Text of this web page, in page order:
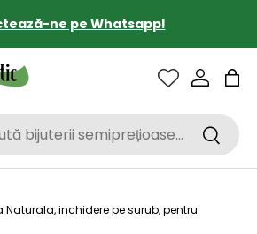
ne pe Whatsapp!
Sac
Naturala, inchidere pe surub, pentru